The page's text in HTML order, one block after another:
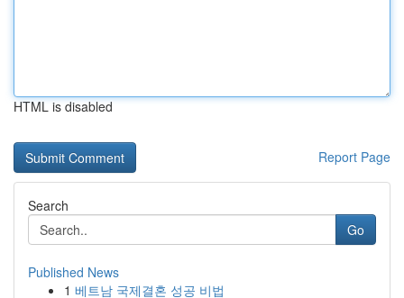
HTML is disabled
Report Page
Search
Go
Published News
1 베트남 국제결혼 성공 비법